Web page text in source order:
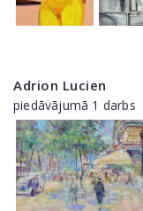
Adrion Lucien
piedāvājumā 1 darbs